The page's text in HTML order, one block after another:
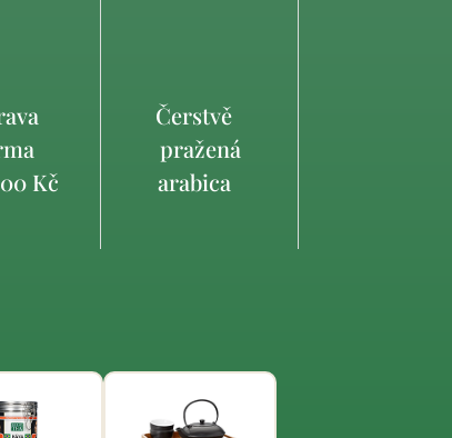
Kč
Čerstvě
pražená
arabica